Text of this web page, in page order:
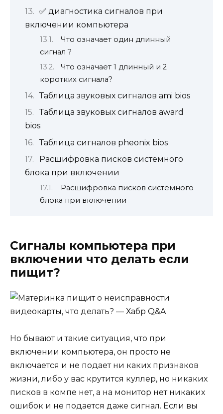
✅ диагностика сигналов при
включении компьютера
Что означает один длинный
сигнал ?
Что означает 1 длинный и 2
коротких сигнала?
Таблица звуковых сигналов ami bios
Таблица звуковых сигналов award
bios
Таблица сигналов pheonix bios
Расшифровка писков системного
блока при включении
Расшифровка писков системного
блока при включении
Сигналы компьютера при
включении что делать если
пищит?
Но бывают и такие ситуация, что при
включении компьютера, он просто не
включается и не подает ни каких признаков
жизни, либо у вас крутится куллер, но никаких
писков в компе нет, а на монитор нет никаких
ошибок и не подается даже сигнал. Если вы